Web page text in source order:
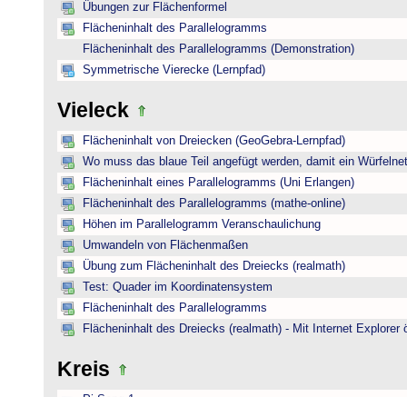
Übungen zur Flächenformel
Flächeninhalt des Parallelogramms
Flächeninhalt des Parallelogramms (Demonstration)
Symmetrische Vierecke (Lernpfad)
Vieleck
Flächeninhalt von Dreiecken (GeoGebra-Lernpfad)
Wo muss das blaue Teil angefügt werden, damit ein
Flächeninhalt eines Parallelogramms (Uni Erlangen)
Flächeninhalt des Parallelogramms (mathe-online)
Höhen im Parallelogramm Veranschaulichung
Umwandeln von Flächenmaßen
Übung zum Flächeninhalt des Dreiecks (realmath)
Test: Quader im Koordinatensystem
Flächeninhalt des Parallelogramms
Flächeninhalt des Dreiecks (realmath) - Mit Internet Explorer
Kreis